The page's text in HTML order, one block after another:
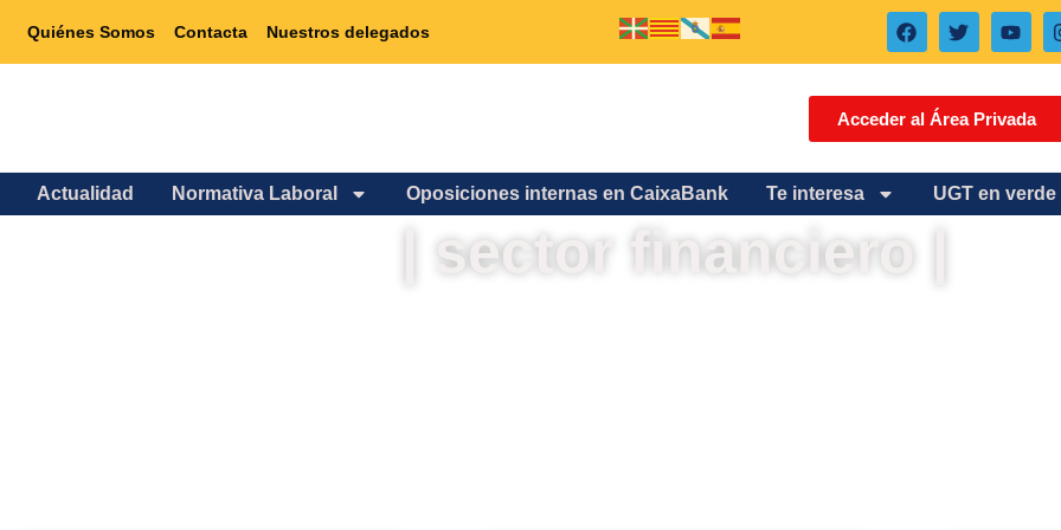
Quiénes Somos Contacta Nuestros delegados
Acceder al Área Privada
Actualidad Normativa Laboral Oposiciones internas en CaixaBank Te interesa UGT en verde
| sector financiero |